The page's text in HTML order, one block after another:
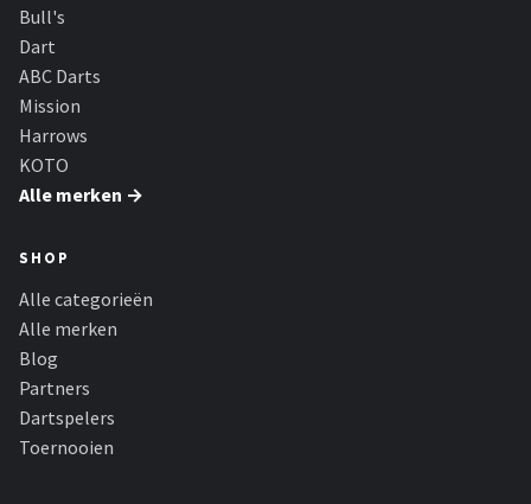
Unicorn
Red Dragon
Alle merken →
Bull's
Dart
ABC Darts
Mission
Harrows
KOTO
Alle merken →
SHOP
Alle categorieën
Alle merken
Blog
Partners
Dartspelers
Toernooien